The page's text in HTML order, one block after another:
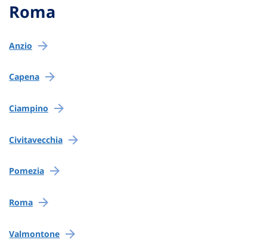
Roma
Anzio
Capena
Ciampino
Civitavecchia
Pomezia
Roma
Valmontone